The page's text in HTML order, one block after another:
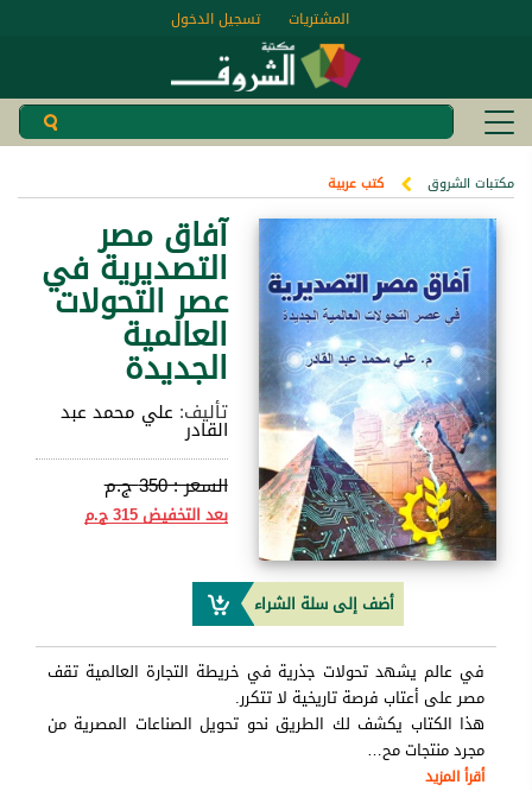
تسجيل الدخول المشتريات
مكتبات الشروق كتب عربية
آفاق مصر
التصديرية في
عصر التحولات
العالمية
الجديدة
تأليف: علي محمد عبد
القادر
السعر :350 ج.م
بعد التخفيض315 ج.م
أضف إلى سلة الشراء
في عالم يشهد تحولات جذرية في خريطة التجارة العالمية تقف
مصر على أعتاب فرصة تاريخية لا تتكرر.
هذا الكتاب يكشف لك الطريق نحو تحويل الصناعات المصرية من
مجرد منتجات مح…
أقرأ المزيد